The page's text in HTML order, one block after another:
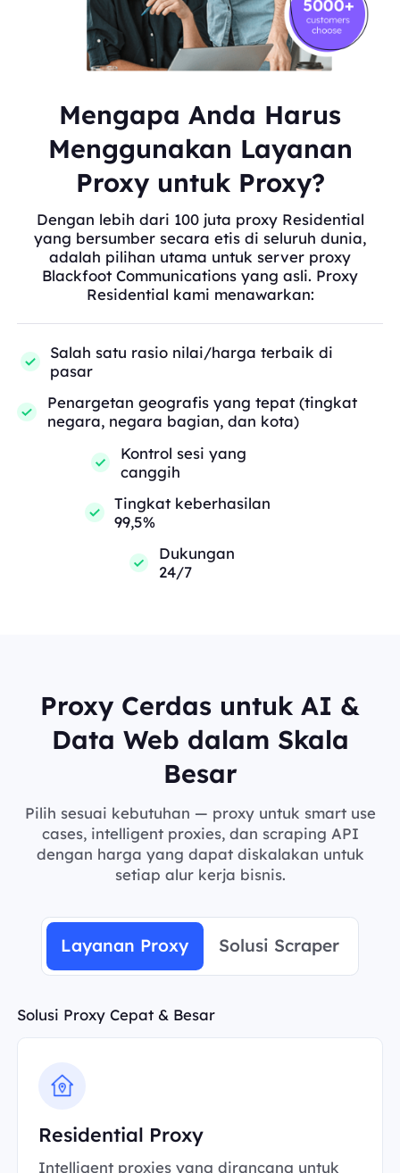
Mengapa Anda Harus
Menggunakan Layanan
Proxy untuk Proxy?
Dengan lebih dari 100 juta proxy Residential
yang bersumber secara etis di seluruh dunia,
adalah pilihan utama untuk server proxy
Blackfoot Communications yang asli. Proxy
Residential kami menawarkan:
Salah satu rasio nilai/harga terbaik di
pasar
Penargetan geografis yang tepat (tingkat
negara, negara bagian, dan kota)
Kontrol sesi yang
canggih
Tingkat keberhasilan
99,5%
Dukungan
24/7
Proxy Cerdas untuk AI &
Data Web dalam Skala
Besar
Pilih sesuai kebutuhan — proxy untuk smart use
cases, intelligent proxies, dan scraping API
dengan harga yang dapat diskalakan untuk
setiap alur kerja bisnis.
Layanan Proxy Solusi Scraper
Solusi Proxy Cepat & Besar
Residential Proxy
Intelligent proxies yang dirancang untuk